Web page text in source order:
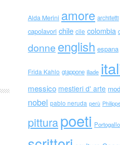
Alda Merini amore architetti
capolavori chile cile colombia
donne english espana
Frida Kahlo giappone iliade
messico mestieri d' arte
nobel pablo neruda perù
pitturapoeti Portogallo